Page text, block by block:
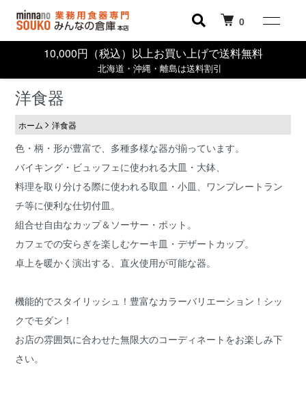
0
10,000円（税込）以上お買い上げで送料無料
北海道・沖縄・離島は送料割引
洋食器
ホーム 洋食器
色・柄・形が豊富で、多種多様な器が揃っています。
バイキング・ビュッフェに使われる大皿・大鉢、
料理を取り分ける際に使われる取皿・小皿、ワンプレートラン
チ等に便利な仕切付皿。
組合せ自由なカップ＆ソーサー・ポット。
カフェでの安らぎを楽しむケーキ皿・デザートカップ。
卓上を暖かく演出する、直火使用が可能な器。
機能的でスタイリッシュ！豊富なカラーバリエーション！シッ
クでモダン！
お店の雰囲気に合わせた無限大のコーディネートをお楽しみ下
さい。